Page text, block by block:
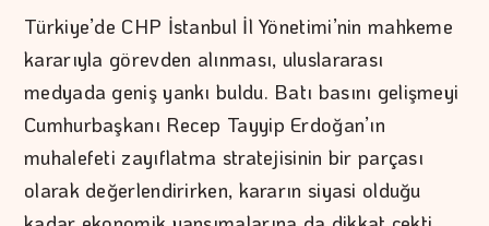
Türkiye’de CHP İstanbul İl Yönetimi’nin mahkeme
kararıyla görevden alınması, uluslararası
medyada geniş yankı buldu. Batı basını gelişmeyi
Cumhurbaşkanı Recep Tayyip Erdoğan’ın
muhalefeti zayıflatma stratejisinin bir parçası
olarak değerlendirirken, kararın siyasi olduğu